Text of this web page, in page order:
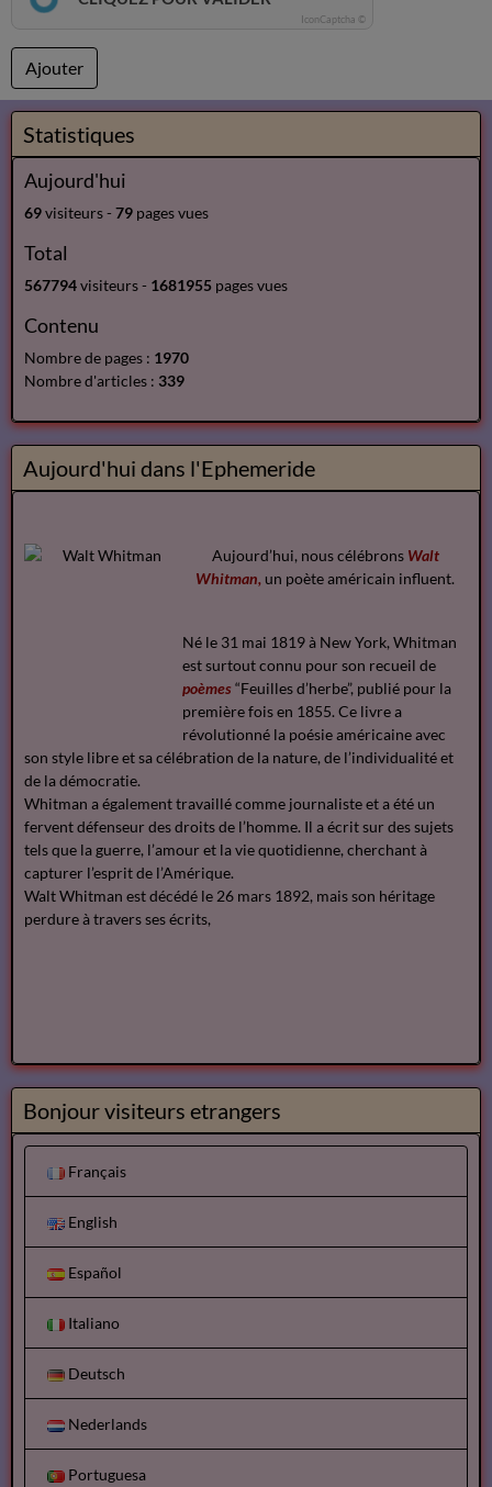
IconCaptcha ©
Ajouter
Statistiques
Aujourd'hui
69visiteurs - 79 pages vues
Total
567794visiteurs - 1681955 pages vues
Contenu
Nombre de pages : 1970
Nombre d'articles : 339
Aujourd'hui dans l'Ephemeride
Aujourd’hui, nous célébrons Walt
Whitman, un poète américain influent.
Né le 31 mai 1819 à New York, Whitman
est surtout connu pour son recueil de
poèmes “Feuilles d’herbe”, publié pour la
première fois en 1855. Ce livre a
révolutionné la poésie américaine avec
son style libre et sa célébration de la nature, de l’individualité et
de la démocratie.
Whitman a également travaillé comme journaliste et a été un
fervent défenseur des droits de l’homme. Il a écrit sur des sujets
tels que la guerre, l’amour et la vie quotidienne, cherchant à
capturer l’esprit de l’Amérique.
Walt Whitman est décédé le 26 mars 1892, mais son héritage
perdure à travers ses écrits,
Bonjour visiteurs etrangers
Français
English
Español
Italiano
Deutsch
Nederlands
Portuguesa